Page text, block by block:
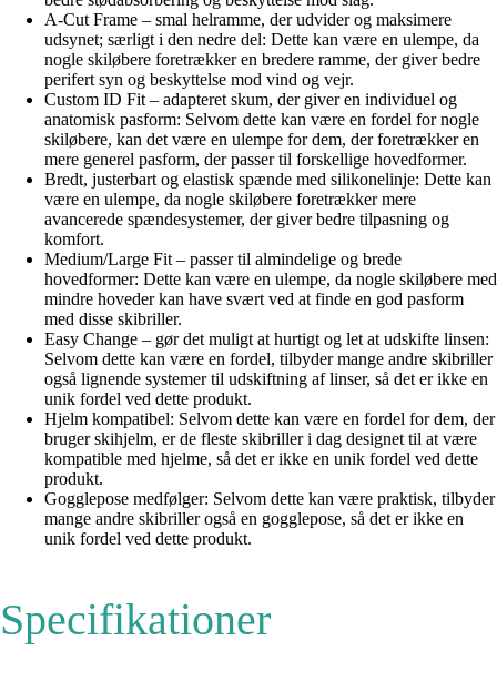
A-Cut Frame – smal helramme, der udvider og maksimere
udsynet; særligt i den nedre del: Dette kan være en ulempe, da
nogle skiløbere foretrækker en bredere ramme, der giver bedre
perifert syn og beskyttelse mod vind og vejr.
Custom ID Fit – adapteret skum, der giver en individuel og
anatomisk pasform: Selvom dette kan være en fordel for nogle
skiløbere, kan det være en ulempe for dem, der foretrækker en
mere generel pasform, der passer til forskellige hovedformer.
Bredt, justerbart og elastisk spænde med silikonelinje: Dette kan
være en ulempe, da nogle skiløbere foretrækker mere
avancerede spændesystemer, der giver bedre tilpasning og
komfort.
Medium/Large Fit – passer til almindelige og brede
hovedformer: Dette kan være en ulempe, da nogle skiløbere med
mindre hoveder kan have svært ved at finde en god pasform
med disse skibriller.
Easy Change – gør det muligt at hurtigt og let at udskifte linsen:
Selvom dette kan være en fordel, tilbyder mange andre skibriller
også lignende systemer til udskiftning af linser, så det er ikke en
unik fordel ved dette produkt.
Hjelm kompatibel: Selvom dette kan være en fordel for dem, der
bruger skihjelm, er de fleste skibriller i dag designet til at være
kompatible med hjelme, så det er ikke en unik fordel ved dette
produkt.
Gogglepose medfølger: Selvom dette kan være praktisk, tilbyder
mange andre skibriller også en gogglepose, så det er ikke en
unik fordel ved dette produkt.
Specifikationer